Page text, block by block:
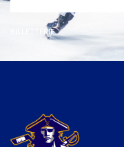
BILLETTERIE